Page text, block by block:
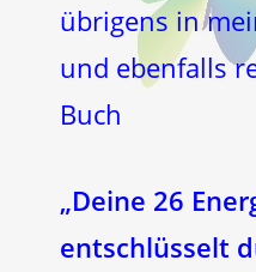
übrigens in
und ebenfalls
Buch
„Deine 26
entschlüsselt